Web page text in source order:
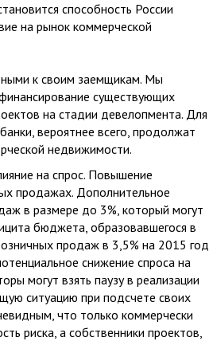
способность России
на рынок коммерческой
к своим заемщикам. Мы
существующих
на стадии девелопмента. Для
вероятнее всего, продолжат
недвижимости.
на спрос. Повышение
продажах. Дополнительное
в размере до 3%, который могут
бюджета, образовавшегося в
продаж в 3,5% на 2015 год
снижение спроса на
могут взять паузу в реализации
ситуацию при подсчете своих
что только коммерчески
риска, а собственники проектов,